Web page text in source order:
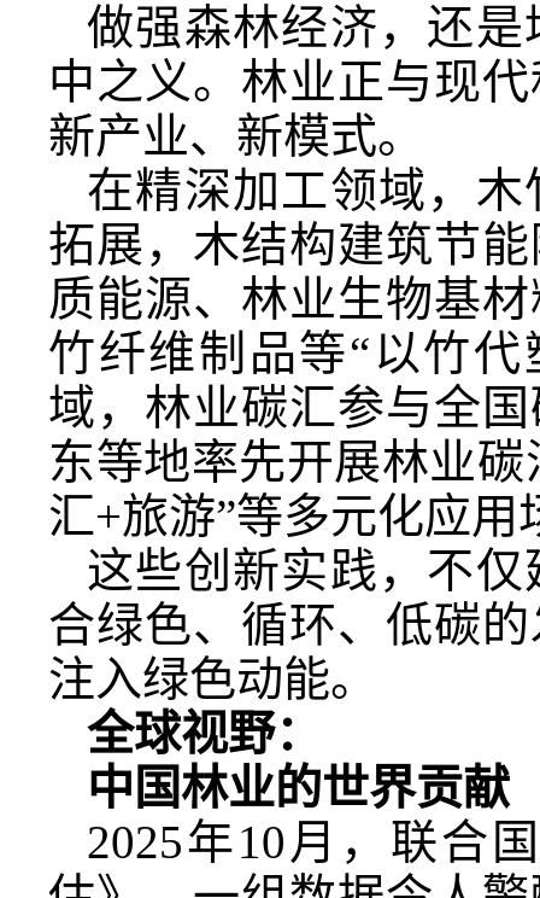
做强森林经济，还
中之义。林业正与现
新产业、新模式。
在精深加工领域，
拓展，木结构建筑节
质能源、林业生物基
竹纤维制品等“以竹
域，林业碳汇参与全
东等地率先开展林业碳
汇+旅游”等多元化应用
这些创新实践，不
合绿色、循环、低碳
注入绿色动能。
全球视野：
中国林业的世界贡献
2025年10月，联合